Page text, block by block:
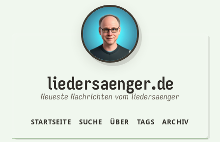
liedersaenger.de
Neueste Nachrichten vom liedersaenger
STARTSEITE SUCHE ÜBER TAGS ARCHIV